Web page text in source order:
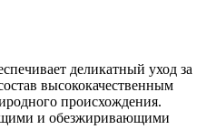
деликатный уход за
высококачественным
происхождения.
и обезжиривающими